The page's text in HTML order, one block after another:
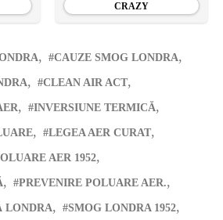
CRAZY
CAUZE SMOG LONDRA
CLEAN AIR ACT
INVERSIUNE TERMICĂ
LEGEA AER CURAT
AER 1952
PREVENIRE POLUARE AER.
LONDRA SMOG LONDRA 1952